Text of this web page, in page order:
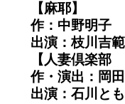
【麻耶】
作：中野明子
出演：枝川吉
【人妻倶楽
作・演出：岡
出演：石川と